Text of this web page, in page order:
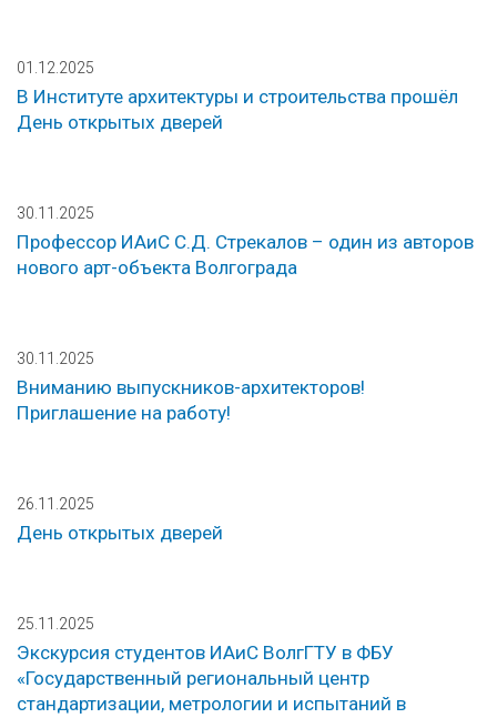
01.12.2025
В Институте архитектуры и строительства прошёл
День открытых дверей
30.11.2025
Профессор ИАиС С.Д. Стрекалов – один из авторов
нового арт-объекта Волгограда
30.11.2025
Вниманию выпускников-архитекторов!
Приглашение на работу!
26.11.2025
День открытых дверей
25.11.2025
Экскурсия студентов ИАиС ВолгГТУ в ФБУ
«Государственный региональный центр
стандартизации, метрологии и испытаний в